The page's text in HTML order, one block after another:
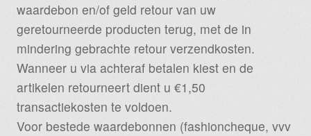
waardebon en/of geld retour van uw
geretourneerde producten terug, met de in
mindering gebrachte retour verzendkosten.
Wanneer u via achteraf betalen kiest en de
artikelen retourneert dient u €1,50
transactiekosten te voldoen.
Voor bestede waardebonnen (fashioncheque, vvv